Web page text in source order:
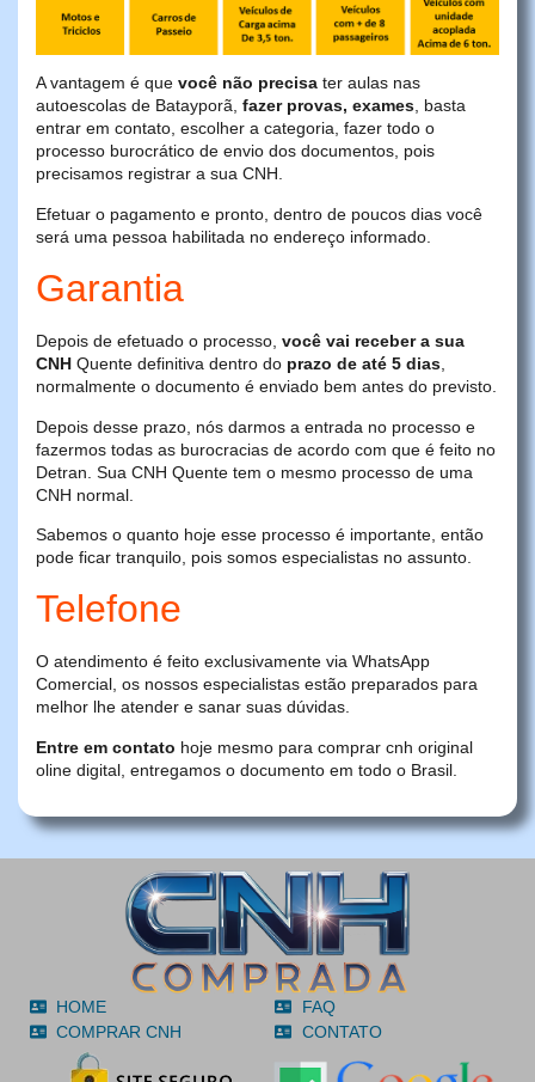
A vantagem é que você não precisa ter aulas nas
autoescolas de Batayporã, fazer provas, exames, basta
entrar em contato, escolher a categoria, fazer todo o
processo burocrático de envio dos documentos, pois
precisamos registrar a sua CNH.
Efetuar o pagamento e pronto, dentro de poucos dias você
será uma pessoa habilitada no endereço informado.
Garantia
Depois de efetuado o processo, você vai receber a sua
CNH Quente definitiva dentro do prazo de até 5 dias,
normalmente o documento é enviado bem antes do previsto.
Depois desse prazo, nós darmos a entrada no processo e
fazermos todas as burocracias de acordo com que é feito no
Detran. Sua CNH Quente tem o mesmo processo de uma
CNH normal.
Sabemos o quanto hoje esse processo é importante, então
pode ficar tranquilo, pois somos especialistas no assunto.
Telefone
O atendimento é feito exclusivamente via WhatsApp
Comercial, os nossos especialistas estão preparados para
melhor lhe atender e sanar suas dúvidas.
Entre em contato hoje mesmo para comprar cnh original
oline digital, entregamos o documento em todo o Brasil.
HOME
COMPRAR CNH
FAQ
CONTATO